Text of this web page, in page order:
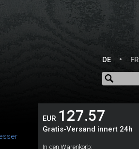
DE FR
EUR 127.57
Gratis-Versand innert 24h
In den Warenkorb: